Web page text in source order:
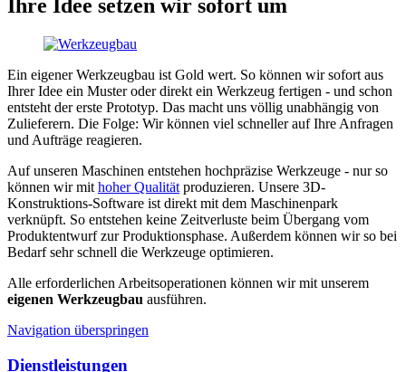
Ihre Idee setzen wir sofort um
Ein eigener Werkzeugbau ist Gold wert. So können wir sofort aus
Ihrer Idee ein Muster oder direkt ein Werkzeug fertigen - und schon
entsteht der erste Prototyp. Das macht uns völlig unabhängig von
Zulieferern. Die Folge: Wir können viel schneller auf Ihre Anfragen
und Aufträge reagieren.
Auf unseren Maschinen entstehen hochpräzise Werkzeuge - nur so
können wir mit hoher Qualität produzieren. Unsere 3D-
Konstruktions-Software ist direkt mit dem Maschinenpark
verknüpft. So entstehen keine Zeitverluste beim Übergang vom
Produktentwurf zur Produktionsphase. Außerdem können wir so bei
Bedarf sehr schnell die Werkzeuge optimieren.
Alle erforderlichen Arbeitsoperationen können wir mit unserem
eigenen Werkzeugbau ausführen.
Navigation überspringen
Dienstleistungen